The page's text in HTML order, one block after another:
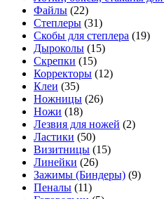
Файлы (22)
Степлеры (31)
Скобы для степлера (19)
Дыроколы (15)
Скрепки (15)
Корректоры (12)
Клеи (35)
Ножницы (26)
Ножи (18)
Лезвия для ножей (2)
Ластики (50)
Визитницы (15)
Линейки (26)
Зажимы (Биндеры) (9)
Пеналы (11)